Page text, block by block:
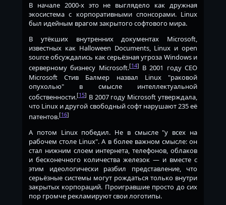
В начале 2000-х это не выглядело как дружная
экосистема с корпоративными спонсорами. Linux
был идейным врагом закрытого софтового мира.
В утёкших внутренних документах Microsoft,
известных как Halloween Documents, Linux и open
source обсуждались как серьёзная угроза Windows и
серверному бизнесу Microsoft.[14] В 2001 году CEO
Microsoft Стив Балмер назвал Linux "раковой
опухолью" в смысле интеллектуальной
собственности.[15] В 2007 году Microsoft утверждала,
что Linux и другой свободный софт нарушают 235 её
патентов.[16]
А потом Linux победил. Не в смысле "у всех на
рабочем столе Linux". А в более важном смысле: он
стал нижним слоем интернета, телефонов, облаков
и бесконечного количества железок — и вместе с
этим идеологически разбил представление, что
серьёзные системы могут рождаться только внутри
закрытых корпораций. Проигравшие просто до сих
пор громче рекламируют свои логотипы.